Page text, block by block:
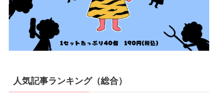
人気記事ランキング（総合）